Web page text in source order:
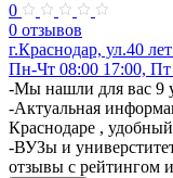
0
0 отзывов
г.Краснодар, ул.40
Пн-Чт 08:00 17:00, Пт
-Мы нашли для вас 9
-Актуальная
Краснодаре ,
-ВУЗы и
отзывы с рейтингом